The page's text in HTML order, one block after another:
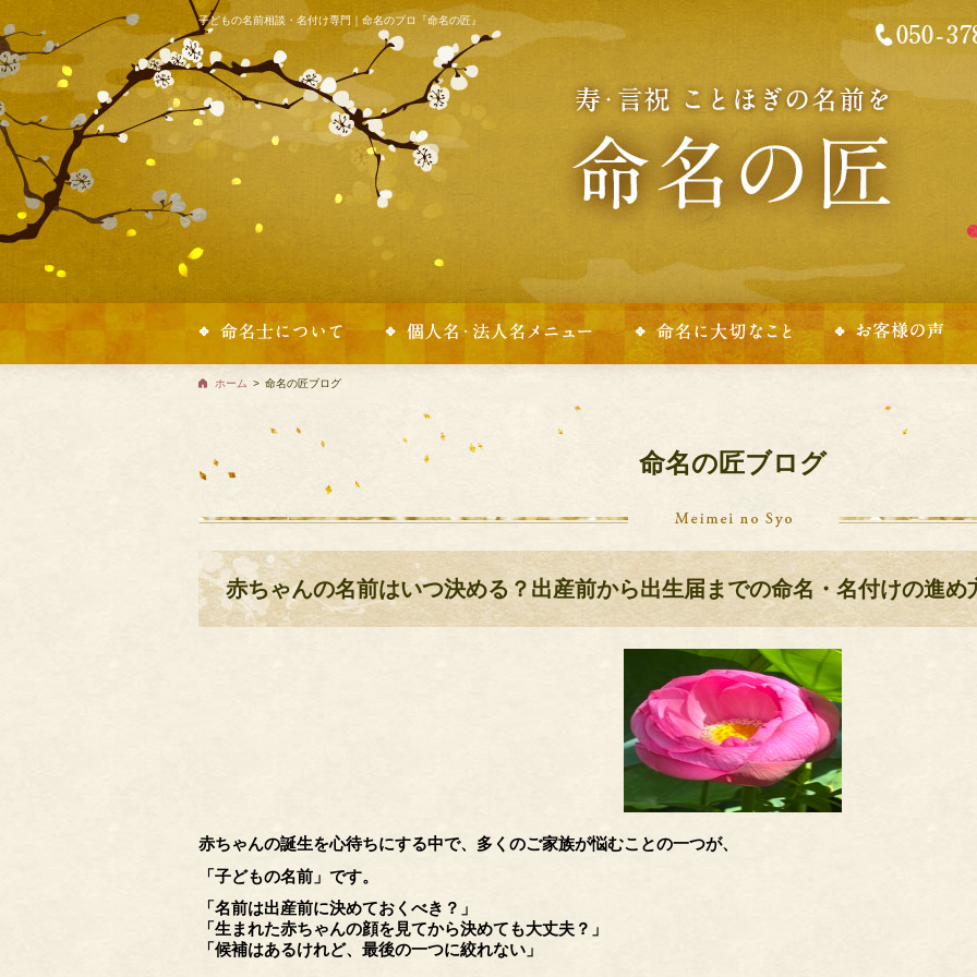
子どもの名前相談・名付け専門｜命名のプロ『命名の匠』
ホーム > 命名の匠ブログ
命名の匠ブログ
赤ちゃんの名前はいつ決める？出産前から出生届までの命名・名付けの進め
赤ちゃんの誕生を心待ちにする中で、多くのご家族が悩むことの一つが、
「子どもの名前」です。
「名前は出産前に決めておくべき？」
「生まれた赤ちゃんの顔を見てから決めても大丈夫？」
「候補はあるけれど、最後の一つに絞れない」